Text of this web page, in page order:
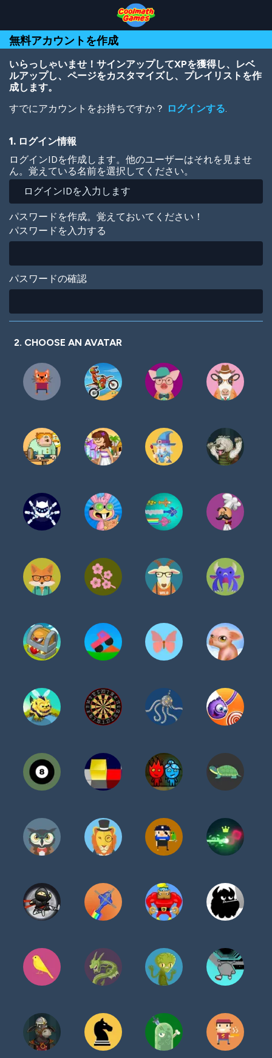
Top
of
Page
Navigation
Main
Content
Footer
ン
コ
ン
移
無料アカウントを作成
いらっしゃいませ！サインアップしてXPを獲得し、レベ
ルアップし、ページをカスタマイズし、プレイリストを作
成します。
すでにアカウントをお持ちですか？ ログインする.
1. ログイン情報
ログインIDを作成します。他のユーザーはそれを見ませ
ん。覚えている名前を選択してください。
パスワードを作成。覚えておいてください！
パスワードを入力する
パスワードの確認
2. CHOOSE AN AVATAR